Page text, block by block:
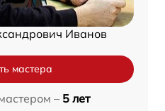
Иванов
мастера
– 5 лет